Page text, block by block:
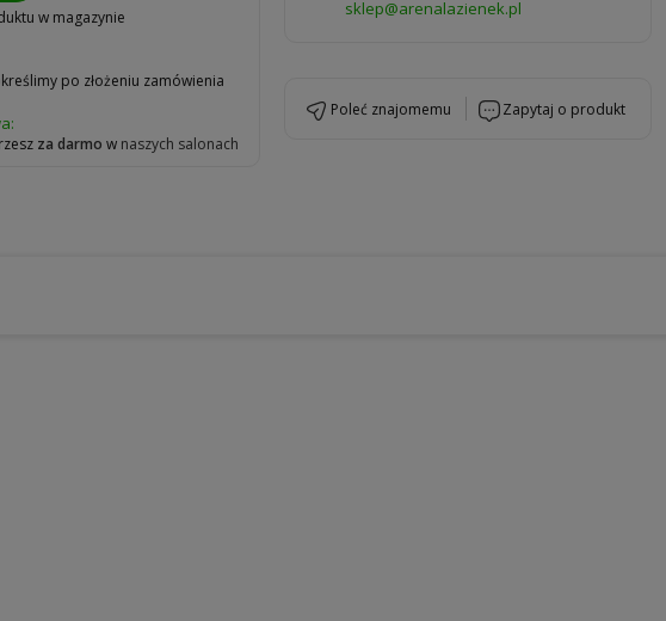
w magazynie
po złożeniu zamówienia
za darmo w naszych salonach
sklep@arenalazienek.pl
poleć znajomemu zapytaj o produkt